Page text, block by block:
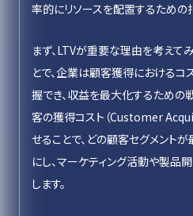
率的にリソースを配置するための
まず、LTVが重要な理由を考えて
とで、企業は顧客獲得におけるコ
握でき、収益を最大化するための
客の獲得コスト（Customer
せることで、どの顧客セグメント
にし、マーケティング活動や製
します。